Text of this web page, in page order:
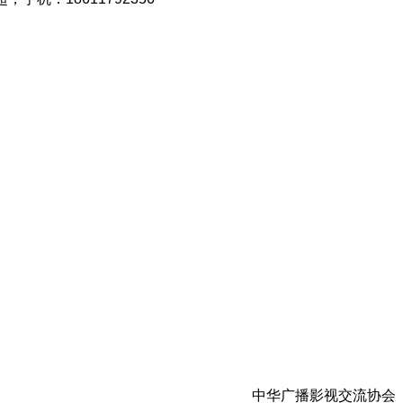
中华广播影视交流协会